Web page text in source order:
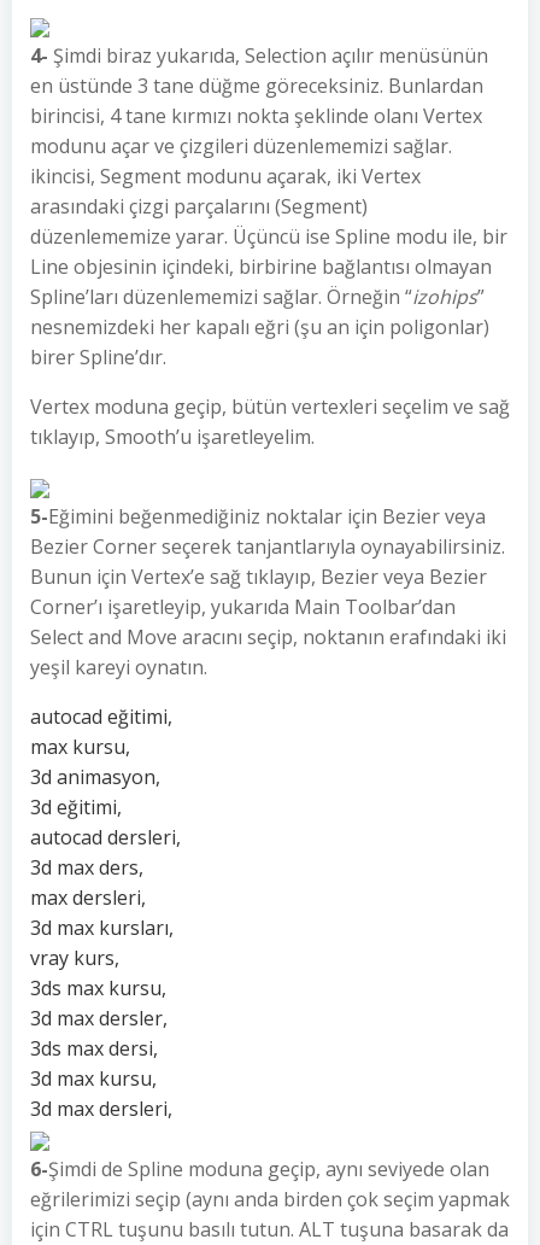
4- Şimdi biraz yukarıda, Selection açılır menüsünün
en üstünde 3 tane düğme göreceksiniz. Bunlardan
birincisi, 4 tane kırmızı nokta şeklinde olanı Vertex
modunu açar ve çizgileri düzenlememizi sağlar.
ikincisi, Segment modunu açarak, iki Vertex
arasındaki çizgi parçalarını (Segment)
düzenlememize yarar. Üçüncü ise Spline modu ile, bir
Line objesinin içindeki, birbirine bağlantısı olmayan
Spline’ları düzenlememizi sağlar. Örneğin “izohips”
nesnemizdeki her kapalı eğri (şu an için poligonlar)
birer Spline’dır.
Vertex moduna geçip, bütün vertexleri seçelim ve sağ
tıklayıp, Smooth’u işaretleyelim.
5-Eğimini beğenmediğiniz noktalar için Bezier veya
Bezier Corner seçerek tanjantlarıyla oynayabilirsiniz.
Bunun için Vertex’e sağ tıklayıp, Bezier veya Bezier
Corner’ı işaretleyip, yukarıda Main Toolbar’dan
Select and Move aracını seçip, noktanın erafındaki iki
yeşil kareyi oynatın.
autocad eğitimi,
max kursu,
3d animasyon,
3d eğitimi,
autocad dersleri,
3d max ders,
max dersleri,
3d max kursları,
vray kurs,
3ds max kursu,
3d max dersler,
3ds max dersi,
3d max kursu,
3d max dersleri,
6-Şimdi de Spline moduna geçip, aynı seviyede olan
eğrilerimizi seçip (aynı anda birden çok seçim yapmak
için CTRL tuşunu basılı tutun. ALT tuşuna basarak da